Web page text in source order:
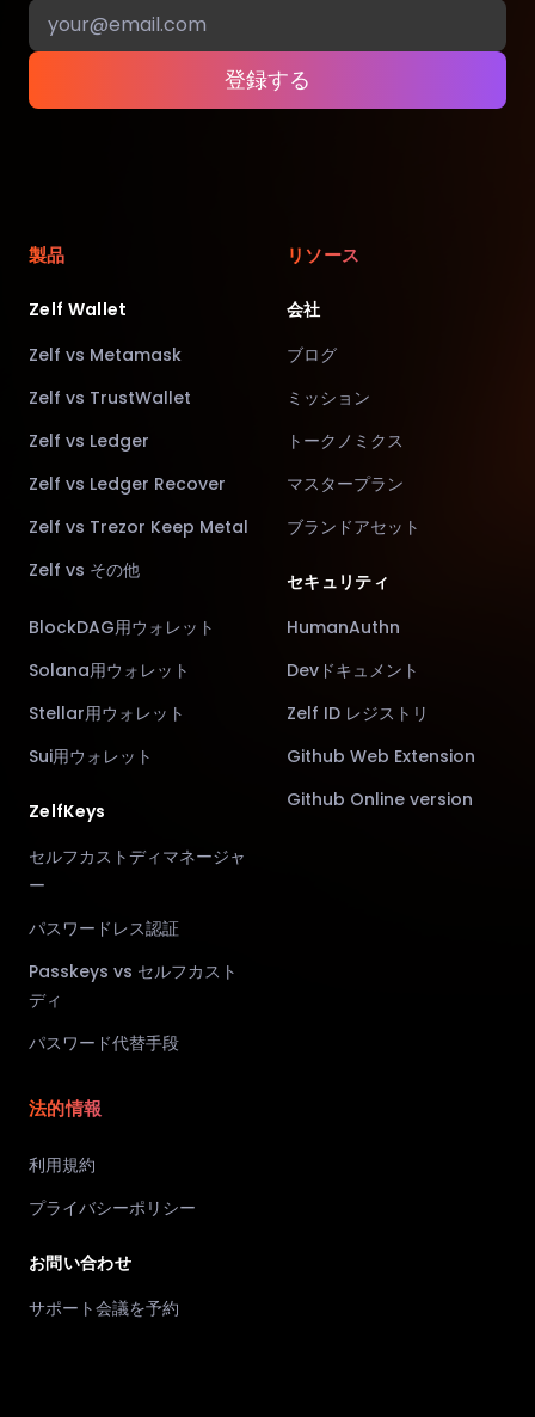
登録する
製品
Zelf Wallet
Zelf vs Metamask
Zelf vs TrustWallet
Zelf vs Ledger
Zelf vs Ledger Recover
Zelf vs Trezor Keep Metal
Zelf vs その他
BlockDAG用ウォレット
Solana用ウォレット
Stellar用ウォレット
Sui用ウォレット
ZelfKeys
セルフカストディマネージャ
ー
パスワードレス認証
Passkeys vs セルフカスト
ディ
パスワード代替手段
リソース
会社
ブログ
ミッション
トークノミクス
マスタープラン
ブランドアセット
セキュリティ
HumanAuthn
Devドキュメント
Zelf ID レジストリ
Github Web Extension
Github Online version
法的情報
利用規約
プライバシーポリシー
お問い合わせ
サポート会議を予約